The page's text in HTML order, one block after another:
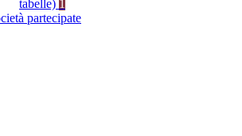
tabelle) 1
partecipate